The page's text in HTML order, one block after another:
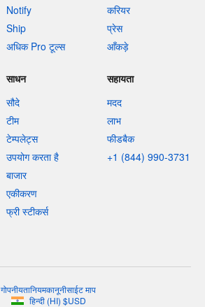
Notify
Ship
अधिक Pro टूल्स
करियर
प्रेस
आँकड़े
साधन
सौदे
टीम
टेम्पलेट्स
उपयोग करता है
बाजार
एकीकरण
फ्री स्टीकर्स
सहायता
मदद
लाभ
फीडबैक
+1 (844) 990-3731
गोपनीयतानियमकानूनीसाईट माप
हिन्दी(HI) $USD